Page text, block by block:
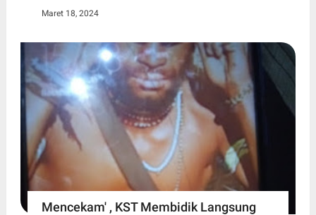
Maret 18, 2024
Mencekam' , KST Membidik Langsung